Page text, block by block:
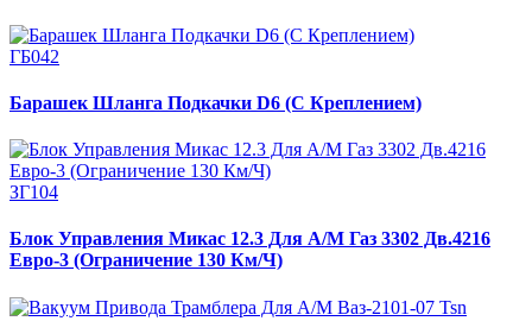
ГБ042
Барашек Шланга Подкачки D6 (С Креплением)
ЗГ104
Блок Управления Микас 12.3 Для А/М Газ 3302 Дв.4216
Евро-3 (Ограничение 130 Км/Ч)